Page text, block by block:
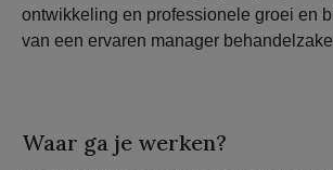
ontwikkeling en professionele groei en
van een ervaren manager
Waar ga je werken?